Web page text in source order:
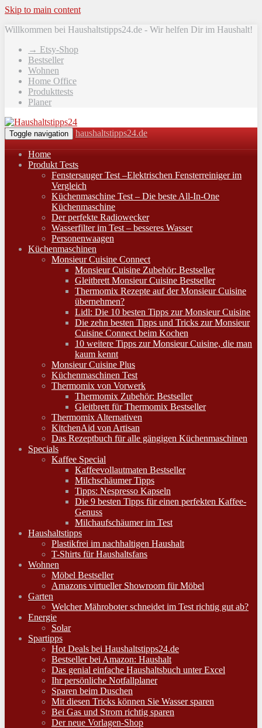
Skip to main content
Willkommen bei Haushaltstipps24.de - Wir helfen Dir im Haushalt!
→ Etsy-Shop
Bestseller
Wohnen
Home Office
Produkttests
Planer
Toggle navigation haushaltstipps24.de
Home
Produkt Tests
Fenstersauger Test –Elektrischen Fensterreiniger im
Vergleich
Küchenmaschine Test – Die beste All-In-One
Küchenmaschine
Der perfekte Radiowecker
Wasserfilter im Test – besseres Wasser
Personenwaagen
Küchenmaschinen
Monsieur Cuisine Connect
Monsieur Cuisine Zubehör: Bestseller
Gleitbrett Monsieur Cuisine Bestseller
Thermomix Rezepte auf der Monsieur Cuisine
übernehmen?
Lidl: Die 10 besten Tipps zur Monsieur Cuisine
Die zehn besten Tipps und Tricks zur Monsieur
Cuisine Connect beim Kochen
10 weitere Tipps zur Monsieur Cuisine, die man
kaum kennt
Monsieur Cuisine Plus
Küchenmaschinen Test
Thermomix von Vorwerk
Thermomix Zubehör: Bestseller
Gleitbrett für Thermomix Bestseller
Thermomix Alternativen
KitchenAid von Artisan
Das Rezeptbuch für alle gängigen Küchenmaschinen
Specials
Kaffee Special
Kaffeevollautmaten Bestseller
Milchschäumer Tipps
Tipps: Nespresso Kapseln
Die 9 besten Tipps für einen perfekten Kaffee-
Genuss
Milchaufschäumer im Test
Haushaltstipps
Plastikfrei im nachhaltigen Haushalt
T-Shirts für Haushaltsfans
Wohnen
Möbel Bestseller
Amazons virtueller Showroom für Möbel
Garten
Welcher Mähroboter schneidet im Test richtig gut ab?
Energie
Solar
Spartipps
Hot Deals bei Haushaltstipps24.de
Bestseller bei Amazon: Haushalt
Das genial einfache Haushaltsbuch unter Excel
Ihr persönliche Notfallplaner
Sparen beim Duschen
Mit diesen Tricks können Sie Wasser sparen
Bei Gas und Strom richtig sparen
Der neue Vorlagen-Shop